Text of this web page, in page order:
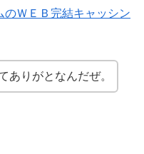
ＷＥＢ完結キャッシン
ありがとなんだぜ。